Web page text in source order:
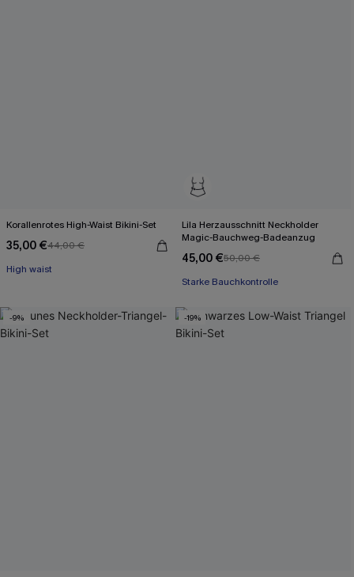
Korallenrotes High-Waist Bikini-Set
35,00 €44,00 €
High waist
Lila Herzausschnitt Neckholder
Magic-Bauchweg-Badeanzug
45,00 €50,00 €
Starke Bauchkontrolle
-9% -19%